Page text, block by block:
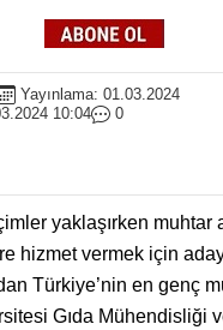
Yayınlama: 01.03.2024
10:04
0
yaklaşırken muhtar
hizmet vermek için
Türkiye’nin en genç
Gıda Mühendisliği